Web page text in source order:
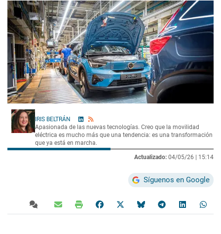
IRIS BELTRÁN
Apasionada de las nuevas tecnologías. Creo que la movilidad
eléctrica es mucho más que una tendencia: es una transformación
que ya está en marcha.
Actualizado: 04/05/26 | 15:14
Síguenos en Google